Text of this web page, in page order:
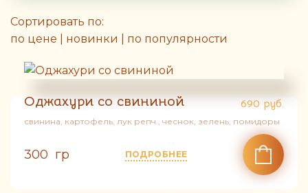
Сортировать по:
по цене
новинки по популярности
Оджахури со свининой 690 руб.
свинина, картофель, лук репч., чеснок, зелень, помидоры
300 гр ПОДРОБНЕЕ